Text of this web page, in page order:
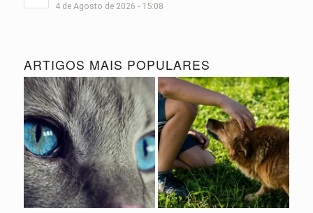
4 de Agosto de 2026 - 15:08
ARTIGOS MAIS POPULARES